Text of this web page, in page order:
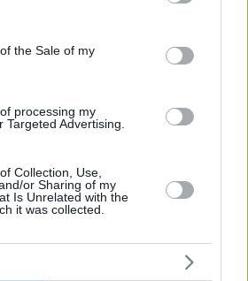
to Google and its third-party tags to
specified purposes in below Google
the Sale of my
processing my
Targeted Advertising.
Collection, Use,
or Sharing of my
Is Unrelated with the
it was collected.
έρχεται από το NBA – Αυτή
κίνηση που κυνηγάει ο ΠΑΟΚ